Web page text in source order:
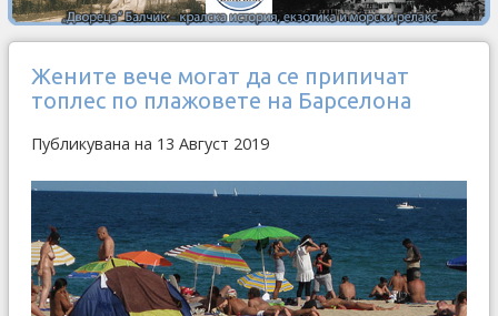
Жените вече могат да се припичат
топлес по плажовете на Барселона
Публикувана на 13 Август 2019